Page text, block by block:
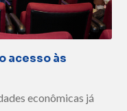
acesso às
econômicas já